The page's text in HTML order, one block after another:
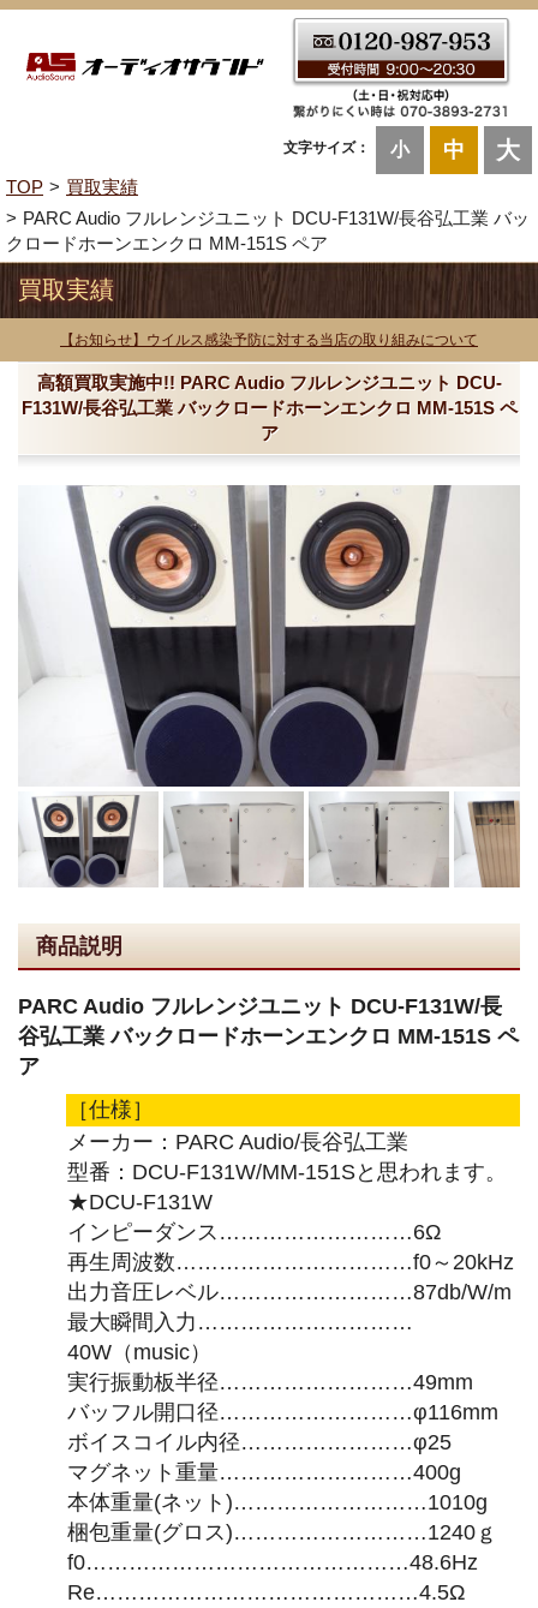
文字サイズ： 小 中 大
TOP
買取実績
PARC Audio フルレンジユニット DCU-F131W/長谷弘工業 バッ
クロードホーンエンクロ MM-151S ペア
買取実績
【お知らせ】ウイルス感染予防に対する当店の取り組みについて
高額買取実施中!! PARC Audio フルレンジユニット DCU-
F131W/長谷弘工業 バックロードホーンエンクロ MM-151S ペ
ア
商品説明
PARC Audio フルレンジユニット DCU-F131W/長
谷弘工業 バックロードホーンエンクロ MM-151S ペ
ア
［仕様］
メーカー：PARC Audio/長谷弘工業
型番：DCU-F131W/MM-151Sと思われます。
★DCU-F131W
インピーダンス………………………6Ω
再生周波数……………………………f0～20kHz
出力音圧レベル………………………87db/W/m
最大瞬間入力…………………………
40W（music）
実行振動板半径………………………49mm
バッフル開口径………………………φ116mm
ボイスコイル内径……………………φ25
マグネット重量………………………400g
本体重量(ネット)………………………1010g
梱包重量(グロス)………………………1240ｇ
f0………………………………………48.6Hz
Re………………………………………4.5Ω